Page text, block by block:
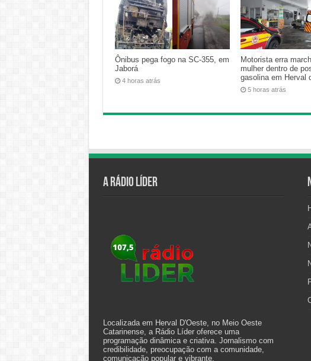
Ônibus pega fogo na SC-355, em
Jaborá
4 horas atrás
Motorista erra
mulher dentro de
gasolina em Herval
5 horas atrás
A Rádio Líder
Localizada em Herval D'Oeste, no Meio Oeste
Catarinense, a Rádio Líder oferece uma
programação dinâmica e criativa. Jornalismo com
credibilidade, preocupação com a comunidade,
comunicação popular e vibrante.